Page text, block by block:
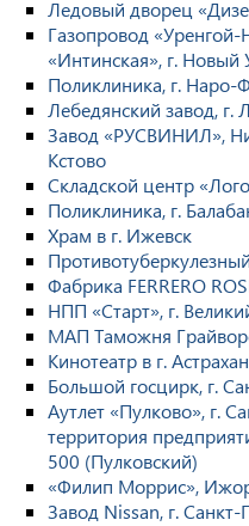
Ледовый дворец
Газопровод
«Интинская», г. Новый
Поликлиника, г. Наро-
Лебедянский завод, г.
Завод «РУСВИНИЛ»,
Кстово
Складской центр
Поликлиника, г.
Храм в г. Ижевск
Фабрика FERRERO
НПП «Старт», г.
МАП Таможня
Кинотеатр в г.
Большой госцирк, г.
Аутлет «Пулково», г.
территория
500 (Пулковский)
«Филип Моррис»,
Завод Nissan, г. Санкт-